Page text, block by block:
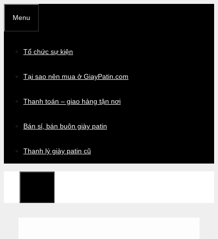
đến
nội
Menu
Tổ chức sự kiện
Tại sao nên mua ở GiayPatin.com
Thanh toán – giao hàng tận nơi
Bán sỉ, bán buôn giày patin
Thanh lý giày patin cũ